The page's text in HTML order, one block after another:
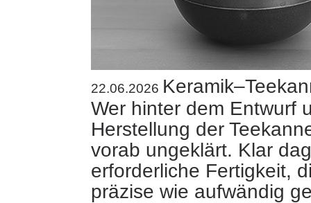
22.06.2026
Wer hinter dem Entwurf
Herstellung der
vorab ungeklärt. Klar
erforderliche Fertigkeit,
präzise wie aufwändig